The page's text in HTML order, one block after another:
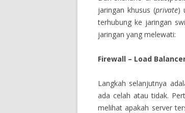
jaringan khusus (private)
terhubung ke jaringan
jaringan yang melewati:
Firewall – Load
Langkah selanjutnya
ada celah atau tidak.
melihat apakah server